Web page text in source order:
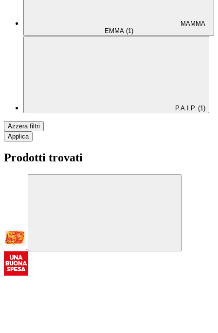
MAMMA
EMMA (1)
P.A.I.P. (1)
Azzera filtri
Applica
Prodotti trovati